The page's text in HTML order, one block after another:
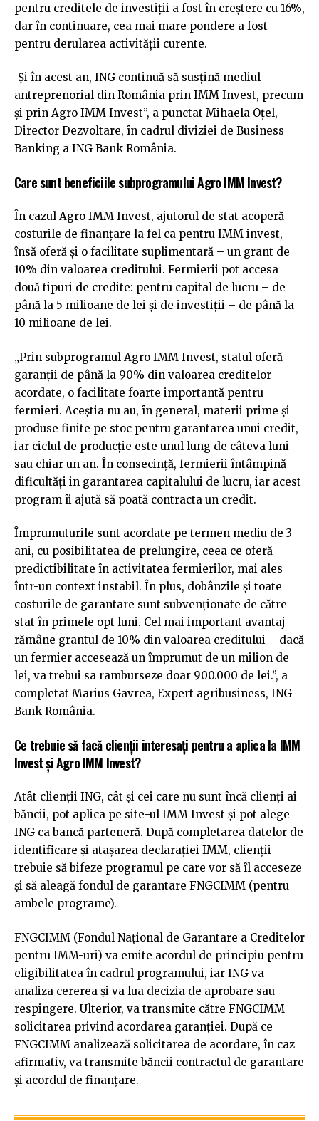
pentru creditele de investiții a fost în creștere cu 16%,
dar în continuare, cea mai mare pondere a fost
pentru derularea activității curente.
Și în acest an, ING continuă să susțină mediul
antreprenorial din România prin IMM Invest, precum
și prin Agro IMM Invest”, a punctat Mihaela Oțel,
Director Dezvoltare, în cadrul diviziei de Business
Banking a ING Bank România.
Care sunt beneficiile subprogramului Agro IMM Invest?
În cazul Agro IMM Invest, ajutorul de stat acoperă
costurile de finanțare la fel ca pentru IMM invest,
însă oferă și o facilitate suplimentară – un grant de
10% din valoarea creditului. Fermierii pot accesa
două tipuri de credite: pentru capital de lucru – de
până la 5 milioane de lei și de investiții – de până la
10 milioane de lei.
„Prin subprogramul Agro IMM Invest, statul oferă
garanții de până la 90% din valoarea creditelor
acordate, o facilitate foarte importantă pentru
fermieri. Aceștia nu au, în general, materii prime și
produse finite pe stoc pentru garantarea unui credit,
iar ciclul de producție este unul lung de câteva luni
sau chiar un an. În consecință, fermierii întâmpină
dificultăți in garantarea capitalului de lucru, iar acest
program îi ajută să poată contracta un credit.
Împrumuturile sunt acordate pe termen mediu de 3
ani, cu posibilitatea de prelungire, ceea ce oferă
predictibilitate în activitatea fermierilor, mai ales
într-un context instabil. În plus, dobânzile și toate
costurile de garantare sunt subvenționate de către
stat în primele opt luni. Cel mai important avantaj
rămâne grantul de 10% din valoarea creditului – dacă
un fermier accesează un împrumut de un milion de
lei, va trebui sa ramburseze doar 900.000 de lei.”, a
completat Marius Gavrea, Expert agribusiness, ING
Bank România.
Ce trebuie să facă clienții interesați pentru a aplica la IMM
Invest și Agro IMM Invest?
Atât clienții ING, cât și cei care nu sunt încă clienți ai
băncii, pot aplica pe site-ul IMM Invest și pot alege
ING ca bancă parteneră. După completarea datelor de
identificare și atașarea declarației IMM, clienții
trebuie să bifeze programul pe care vor să îl acceseze
și să aleagă fondul de garantare FNGCIMM (pentru
ambele programe).
FNGCIMM (Fondul Național de Garantare a Creditelor
pentru IMM-uri) va emite acordul de principiu pentru
eligibilitatea în cadrul programului, iar ING va
analiza cererea și va lua decizia de aprobare sau
respingere. Ulterior, va transmite către FNGCIMM
solicitarea privind acordarea garanției. După ce
FNGCIMM analizează solicitarea de acordare, în caz
afirmativ, va transmite băncii contractul de garantare
și acordul de finanțare.